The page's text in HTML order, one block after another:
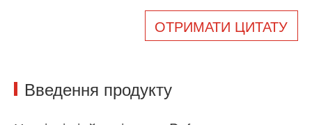
ОТРИМАТИ ЦИТАТУ
Введення продукту